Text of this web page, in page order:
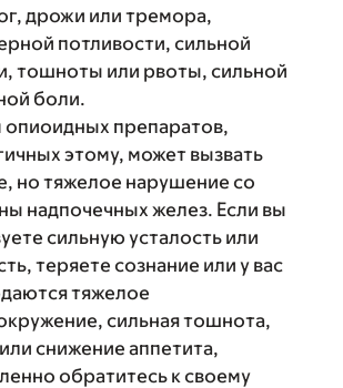
дрожи или тремора,
потливости, сильной
тошноты или рвоты, сильной
боли.
препаратов,
этому, может вызвать
но тяжелое нарушение со
надпочечных желез. Если вы
сильную усталость или
теряете сознание или у вас
тяжелое
сильная тошнота,
снижение аппетита,
обратитесь к своему